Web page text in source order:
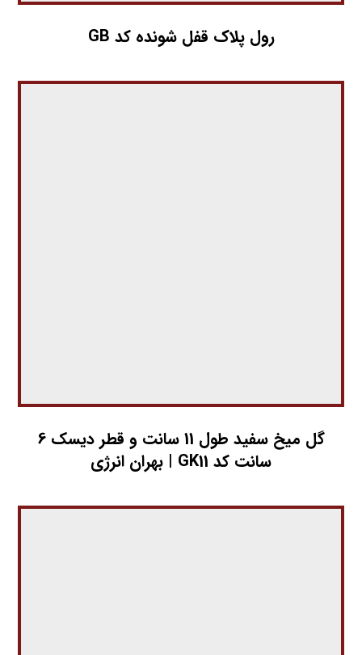
رول پلاک قفل شونده کد GB
گل میخ سفید طول 11 سانت و قطر دیسک 6
سانت کد GK11 | بهران انرژی